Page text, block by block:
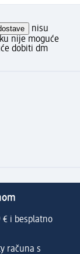
nisu
nije moguće
dobiti dm
€ i besplatno
računa s